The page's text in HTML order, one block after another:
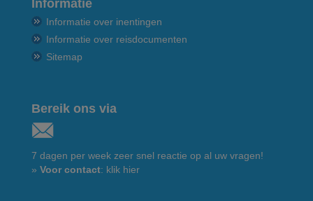
Informatie
Informatie over inentingen
Informatie over reisdocumenten
Sitemap
Bereik ons via
7 dagen per week zeer snel reactie op al uw vragen!
» Voor contact: klik hier